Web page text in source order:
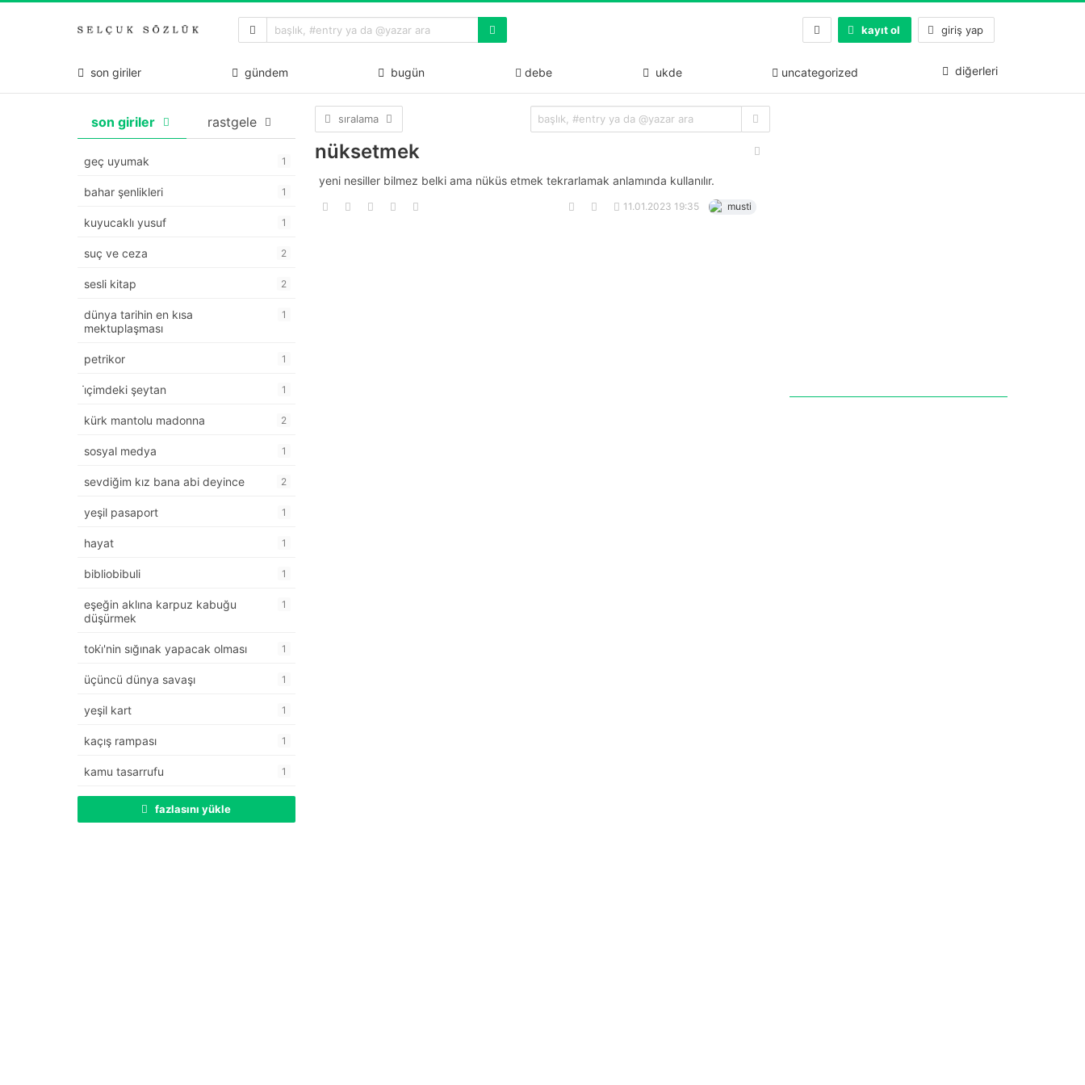
kayıt ol giriş yap
son giriler gündem bugün debe ukde uncategorized diğerleri
son giriler rastgele
geç uyumak 1
bahar şenlikleri 1
kuyucaklı yusuf 1
suç ve ceza 2
sesli kitap 2
dünya tarihin en kısa
mektuplaşması
1
petrikor 1
i̇çimdeki şeytan 1
kürk mantolu madonna 2
sosyal medya 1
sevdiğim kız bana abi deyince 2
yeşil pasaport 1
hayat 1
bibliobibuli 1
eşeğin aklına karpuz kabuğu
düşürmek
1
toki̇'nin sığınak yapacak olması 1
üçüncü dünya savaşı 1
yeşil kart 1
kaçış rampası 1
kamu tasarrufu 1
fazlasını yükle
sıralama
nüksetmek
yeni nesiller bilmez belki ama nüküs etmek tekrarlamak anlamında kullanılır.
11.01.2023 19:35 musti